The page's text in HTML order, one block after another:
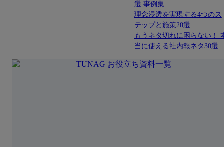
選 事例集
理念浸透を実現する4つのス
テップと施策20選
もうネタ切れに困らない！
当に使える社内報ネタ30選